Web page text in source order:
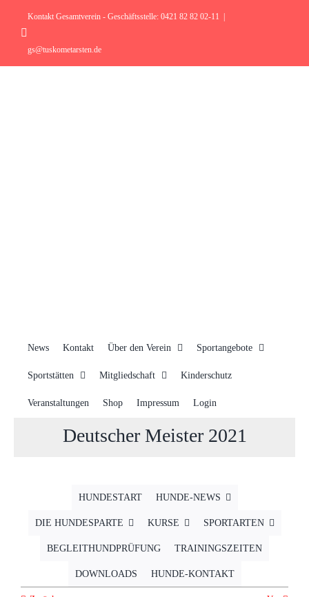
springen
Kontakt Gesamtverein - Geschäftsstelle: 0421 82 82 02-11
gs@tuskometarsten.de
News Kontakt Über den Verein Sportangebote
Sportstätten Mitgliedschaft Kinderschutz
Veranstaltungen Shop Impressum Login
Deutscher Meister 2021
HUNDESTART HUNDE-NEWS
DIE HUNDESPARTE KURSE SPORTARTEN
BEGLEITHUNDPRÜFUNG TRAININGSZEITEN
DOWNLOADS HUNDE-KONTAKT